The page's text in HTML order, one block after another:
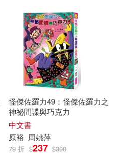
怪傑佐羅力49：怪傑佐羅力之
神祕間諜與巧克力
中文書
原裕 周姚萍
79 折 $237 $300